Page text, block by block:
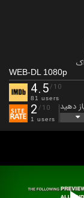
WEB-DL 1080p
4.5/10
81 users
2 /10
1 users
دهید